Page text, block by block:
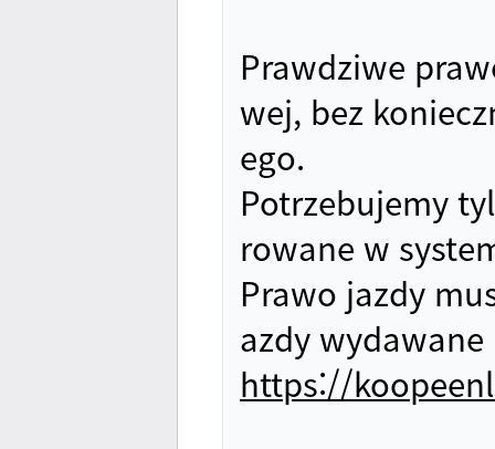
Prawdziwe
wej, bez
ego.
Potrzebujemy
rowane w
Prawo jazdy
azdy wydawane
https://